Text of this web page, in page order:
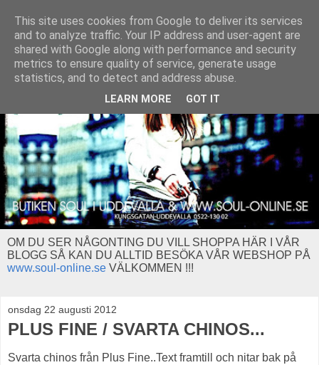
OM DU SER NÅGONTING DU VILL SHOPPA HÄR I VÅR
BLOGG SÅ KAN DU ALLTID BESÖKA VÅR WEBSHOP PÅ
www.soul-online.se VÄLKOMMEN !!!
onsdag 22 augusti 2012
PLUS FINE / SVARTA CHINOS...
Svarta chinos från Plus Fine..Text framtill och nitar bak på
This site uses cookies from Google to deliver its services
and to analyze traffic. Your IP address and user-agent are
shared with Google along with performance and security
metrics to ensure quality of service, generate usage
statistics, and to detect and address abuse.
LEARN MORE GOT IT